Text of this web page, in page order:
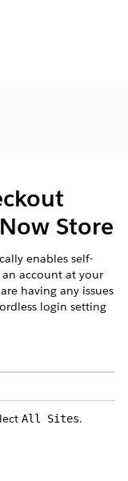
Store
enables self-
account at your
having any issues
login setting
All Sites.